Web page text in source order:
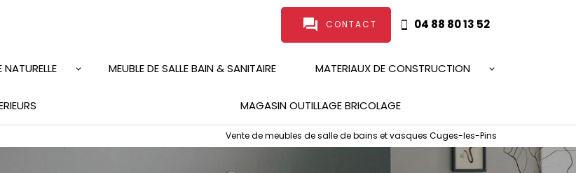
question_answer CONTACT 04 88 80 13 52
NATURELLE MEUBLE DE SALLE BAIN & SANITAIRE MATERIAUX DE CONSTRUCTION
MAGASIN OUTILLAGE BRICOLAGE
Vente de meubles de salle de bains et vasques Cuges-les-Pins